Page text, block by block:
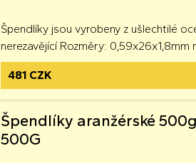
Špendlíky jsou vyrobeny z ušlechtilé
nerezavějící Rozměry: 0,59x26x1,8mm
481 CZK
Špendlíky aranžérské
500G